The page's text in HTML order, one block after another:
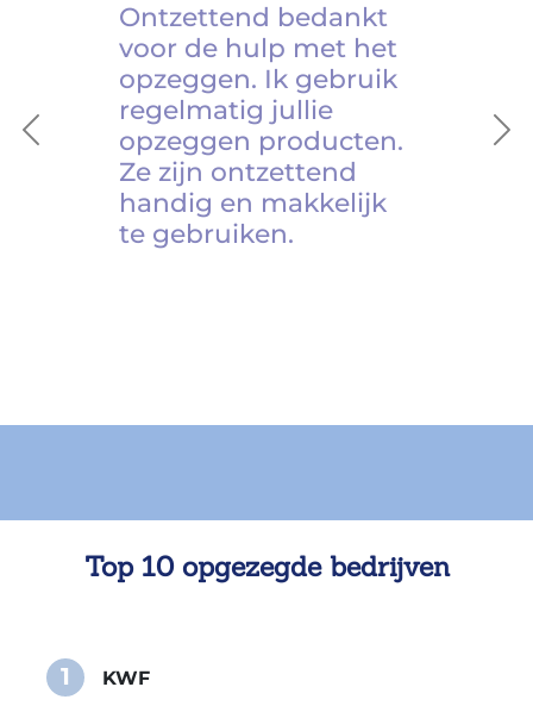
Previous
Ontzettend bedankt
voor de hulp met het
opzeggen. Ik gebruik
regelmatig jullie
opzeggen producten.
Ze zijn ontzettend
handig en makkelijk
te gebruiken.
Top 10 opgezegde bedrijven
1 KWF